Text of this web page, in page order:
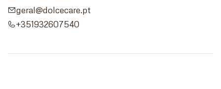
geral@dolcecare.pt
+351932607540